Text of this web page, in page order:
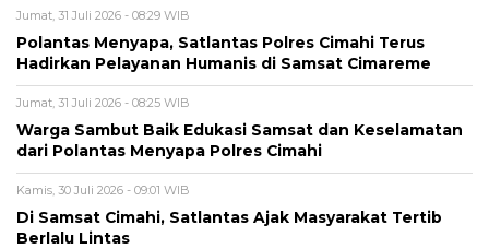
Jumat, 31 Juli 2026 - 08:29 WIB
Polantas Menyapa, Satlantas Polres Cimahi Terus
Hadirkan Pelayanan Humanis di Samsat Cimareme
Jumat, 31 Juli 2026 - 08:25 WIB
Warga Sambut Baik Edukasi Samsat dan Keselamatan
dari Polantas Menyapa Polres Cimahi
Kamis, 30 Juli 2026 - 09:01 WIB
Di Samsat Cimahi, Satlantas Ajak Masyarakat Tertib
Berlalu Lintas